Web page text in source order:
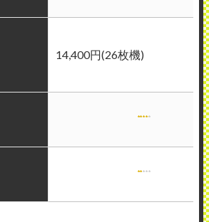
14,400円(26枚機)